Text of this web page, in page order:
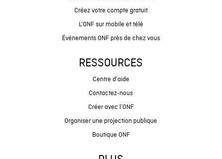
Créez votre compte gratuit
L'ONF sur mobile et télé
Événements ONF près de chez vous
RESSOURCES
Centre d'aide
Contactez-nous
Créer avec l’ONF
Organiser une projection publique
Boutique ONF